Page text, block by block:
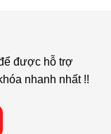
được hỗ trợ
nhanh nhất !!